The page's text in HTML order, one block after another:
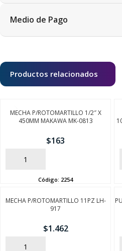
Medio de Pago
Productos relacionados
MECHA P/ROTOMARTILLO 1/2″ X
450MM MAKAWA MK-0813
$163
AÑADIR
Código: 2254
MECHA P/ROTOMARTILLO 11PZ LH-
917
$1.462
AÑADIR